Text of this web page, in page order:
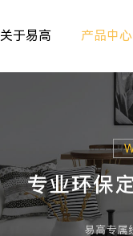
关于易高
>
专卖形象 >
产品中心
室内非
儿童房
厨房空
餐厅空
客厅空